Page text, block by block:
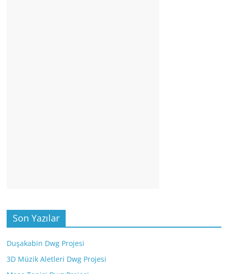
Son Yazılar
Duşakabin Dwg Projesi
3D Müzik Aletleri Dwg Projesi